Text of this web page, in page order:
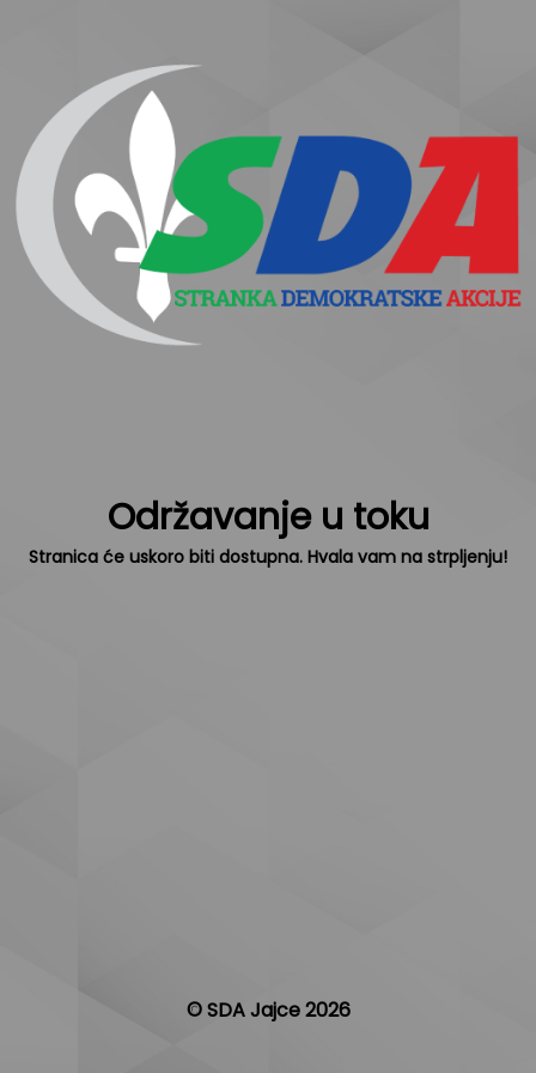
Održavanje u toku
Stranica će uskoro biti dostupna. Hvala vam na strpljenju!
© SDA Jajce 2026